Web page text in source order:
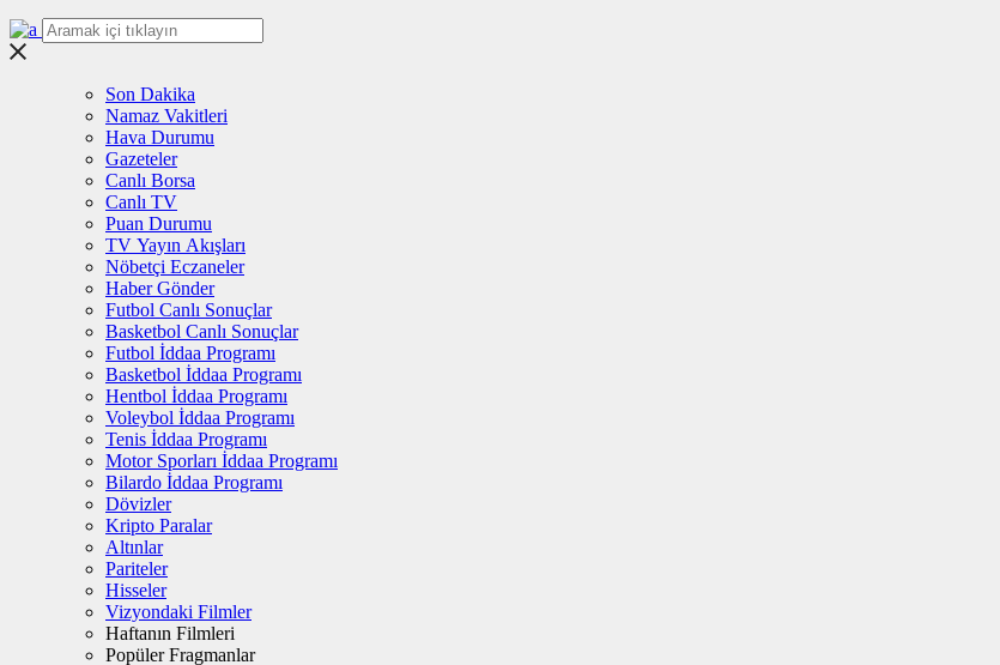
Son Dakika
Namaz Vakitleri
Hava Durumu
Gazeteler
Canlı Borsa
Canlı TV
Puan Durumu
TV Yayın Akışları
Nöbetçi Eczaneler
Haber Gönder
Futbol Canlı Sonuçlar
Basketbol Canlı Sonuçlar
Futbol İddaa Programı
Basketbol İddaa Programı
Hentbol İddaa Programı
Voleybol İddaa Programı
Tenis İddaa Programı
Motor Sporları İddaa Programı
Bilardo İddaa Programı
Dövizler
Kripto Paralar
Altınlar
Pariteler
Hisseler
Vizyondaki Filmler
Haftanın Filmleri
Popüler Fragmanlar